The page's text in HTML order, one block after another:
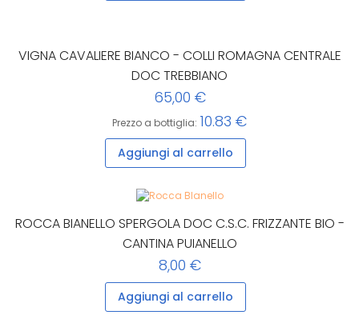
VIGNA CAVALIERE BIANCO - COLLI ROMAGNA CENTRALE
DOC TREBBIANO
65,00 €
Prezzo a bottiglia: 10.83 €
Aggiungi al carrello
ROCCA BIANELLO SPERGOLA DOC C.S.C. FRIZZANTE BIO -
CANTINA PUIANELLO
8,00 €
Aggiungi al carrello